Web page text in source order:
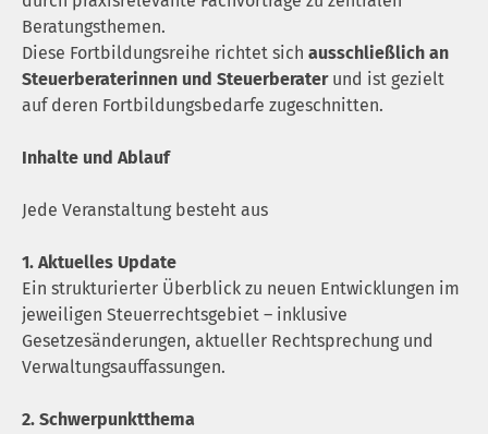
Beratungsthemen.
Diese Fortbildungsreihe richtet sich ausschließlich an
Steuerberaterinnen und Steuerberaterund ist gezielt
auf deren Fortbildungsbedarfe zugeschnitten.
Inhalte und Ablauf
Jede Veranstaltung besteht aus
1. Aktuelles Update
Ein strukturierter Überblick zu neuen Entwicklungen im
jeweiligen Steuerrechtsgebiet – inklusive
Gesetzesänderungen, aktueller Rechtsprechung und
Verwaltungsauffassungen.
2. Schwerpunktthema